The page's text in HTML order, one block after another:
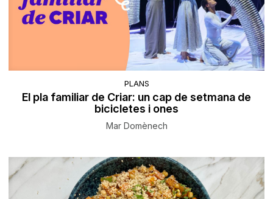
PLANS
El pla familiar de Criar: un cap de setmana de
bicicletes i ones
Mar Domènech